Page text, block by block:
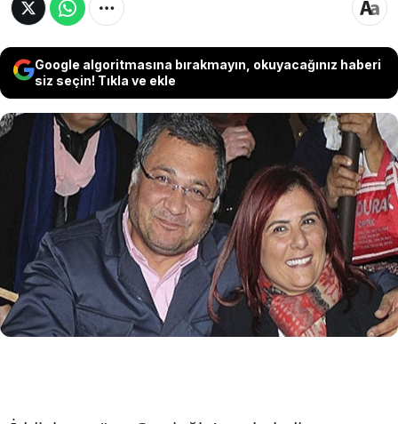
Google algoritmasına bırakmayın, okuyacağınız haberi
siz seçin! Tıkla ve ekle
CHP’den istifa ederek AKP’ye katılan
Aydın Büyükşehir Belediye Başkanı
Özlem Çerçioğlu hakkında yeni iddialar
ortaya atıldı.